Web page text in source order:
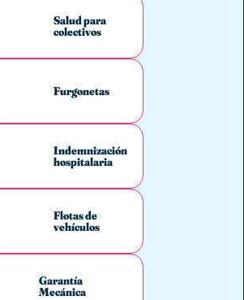
Salud para
colectivos
Furgonetas
Indemnización
hospitalaria
Flotas de
vehículos
Garantía
Mecánica